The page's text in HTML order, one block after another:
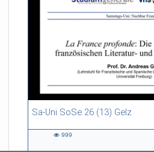
Sa-Uni SoSe 26 (13) Gelz
55:13 duration
999